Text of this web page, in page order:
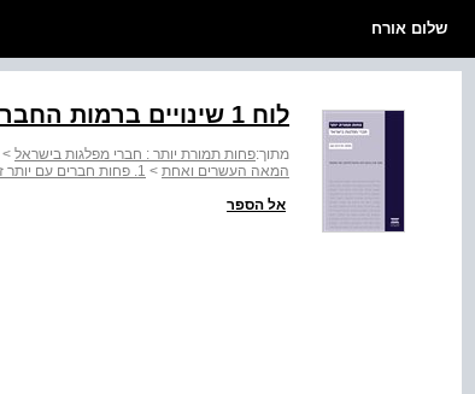
שלום אורח
לוח 1 שינויים ברמות החברות המפלגתית בתקופה של כעשור
מתוך:פחות תמורת יותר : חברי מפלגות בישראל >
המאה העשרים ואחת > 1. פחות חברים עם יותר זכויות?
אל הספר